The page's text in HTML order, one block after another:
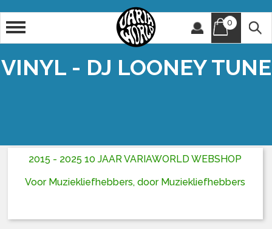
0
VINYL - DJ LOONEY TUNE
2015 - 2025 10 JAAR VARIAWORLD WEBSHOP
Voor Muziekliefhebbers, door Muziekliefhebbers